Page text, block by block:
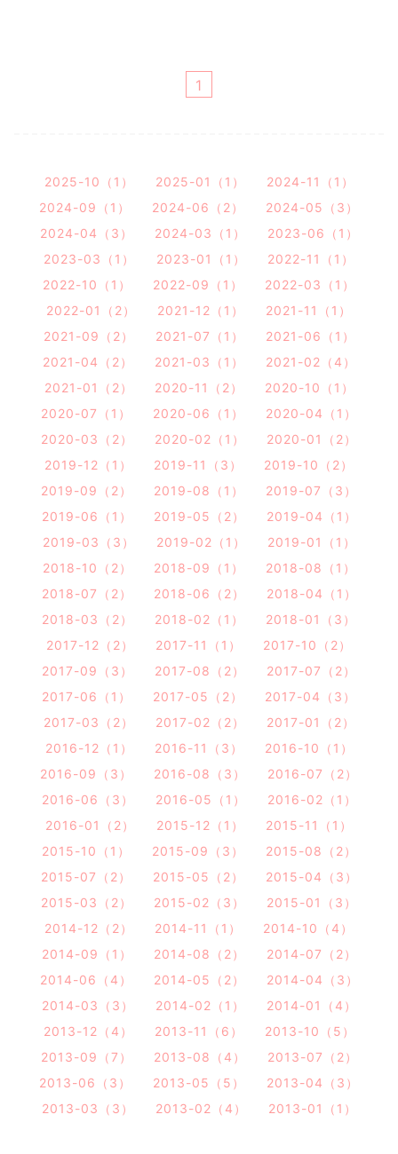
1
2025-10（1） 2025-01（1）
2024-11（1）
2024-09（1）
2024-06（2）
2024-05（3）
2024-04（3）
2024-03（1）
2023-06（1）
2023-03（1）
2023-01（1）
2022-11（1）
2022-10（1）
2022-09（1）
2022-03（1）
2022-01（2）
2021-12（1）
2021-11（1）
2021-09（2）
2021-07（1）
2021-06（1）
2021-04（2）
2021-03（1）
2021-02（4）
2021-01（2）
2020-11（2）
2020-10（1）
2020-07（1）
2020-06（1）
2020-04（1）
2020-03（2）
2020-02（1）
2020-01（2）
2019-12（1）
2019-11（3）
2019-10（2）
2019-09（2）
2019-08（1）
2019-07（3）
2019-06（1）
2019-05（2）
2019-04（1）
2019-03（3）
2019-02（1）
2019-01（1）
2018-10（2）
2018-09（1）
2018-08（1）
2018-07（2）
2018-06（2）
2018-04（1）
2018-03（2）
2018-02（1）
2018-01（3）
2017-12（2）
2017-11（1）
2017-10（2）
2017-09（3）
2017-08（2）
2017-07（2）
2017-06（1）
2017-05（2）
2017-04（3）
2017-03（2）
2017-02（2）
2017-01（2）
2016-12（1）
2016-11（3）
2016-10（1）
2016-09（3）
2016-08（3）
2016-07（2）
2016-06（3）
2016-05（1）
2016-02（1）
2016-01（2）
2015-12（1）
2015-11（1）
2015-10（1）
2015-09（3）
2015-08（2）
2015-07（2）
2015-05（2）
2015-04（3）
2015-03（2）
2015-02（3）
2015-01（3）
2014-12（2）
2014-11（1）
2014-10（4）
2014-09（1）
2014-08（2）
2014-07（2）
2014-06（4）
2014-05（2）
2014-04（3）
2014-03（3）
2014-02（1）
2014-01（4）
2013-12（4）
2013-11（6）
2013-10（5）
2013-09（7）
2013-08（4）
2013-07（2）
2013-06（3）
2013-05（5）
2013-04（3）
2013-03（3）
2013-02（4） 2013-01（1）